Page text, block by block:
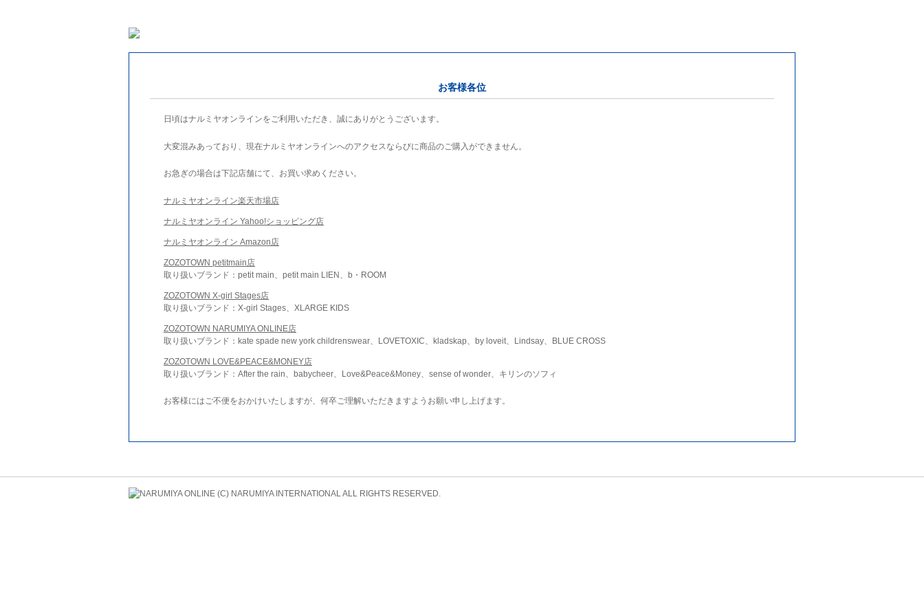
お客様各位
日頃はナルミヤオンラインをご利用いただき、誠にありがとうございます。
大変混みあっており、現在ナルミヤオンラインへのアクセスならびに商品のご購入ができません。
お急ぎの場合は下記店舗にて、お買い求めください。
ナルミヤオンライン楽天市場店
ナルミヤオンライン Yahoo!ショッピング店
ナルミヤオンライン Amazon店
ZOZOTOWN petitmain店
取り扱いブランド：petit main、petit main LIEN、b・ROOM
ZOZOTOWN X-girl Stages店
取り扱いブランド：X-girl Stages、XLARGE KIDS
ZOZOTOWN NARUMIYA ONLINE店
取り扱いブランド：kate spade new york childrenswear、LOVETOXIC、kladskap、by loveit、Lindsay、BLUE CROSS
ZOZOTOWN LOVE&PEACE&MONEY店
取り扱いブランド：After the rain、babycheer、Love&Peace&Money、sense of wonder、キリンのソフィ
お客様にはご不便をおかけいたしますが、何卒ご理解いただきますようお願い申し上げます。